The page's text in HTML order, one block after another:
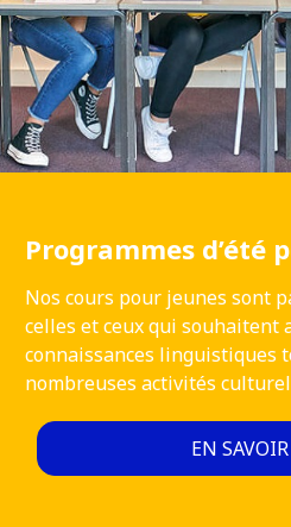
Programmes d’été
Nos cours pour jeunes sont
celles et ceux qui souhaitent
connaissances linguistiques
nombreuses activités
EN